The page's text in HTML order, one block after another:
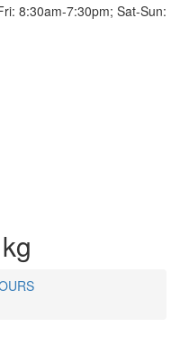
8:30am-7:30pm; Sat-Sun: